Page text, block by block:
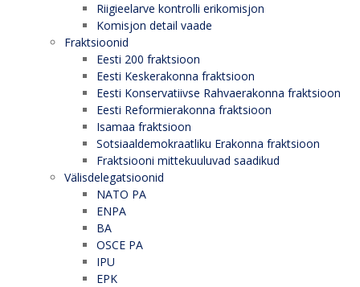
Riigieelarve kontrolli erikomisjon
Komisjon detail vaade
Fraktsioonid
Eesti 200 fraktsioon
Eesti Keskerakonna fraktsioon
Eesti Konservatiivse Rahvaerakonna fraktsioon
Eesti Reformierakonna fraktsioon
Isamaa fraktsioon
Sotsiaaldemokraatliku Erakonna fraktsioon
Fraktsiooni mittekuuluvad saadikud
Välisdelegatsioonid
NATO PA
ENPA
BA
OSCE PA
IPU
EPK